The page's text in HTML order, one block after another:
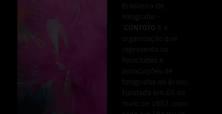
Brasileira de
Fotografia –
CONFOTO é a
organização que
representa os
Fotoclubes e
associações de
fotógrafos no Brasil.
Fundada em 05 de
maio de 1957, com